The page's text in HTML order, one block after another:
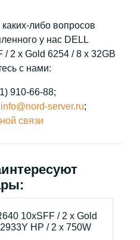
либо вопросов
у нас DELL
2 x Gold 6254 / 8 x 32GB
с нами:
910-66-88;
info@nord-server.ru;
связи
10xSFF / 2 x Gold
HP / 2 x 750W